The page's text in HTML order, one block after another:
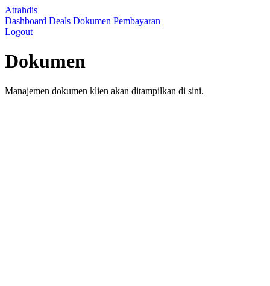
Atrahdis
Dashboard Deals Dokumen Pembayaran
Logout
Dokumen
Manajemen dokumen klien akan ditampilkan di sini.